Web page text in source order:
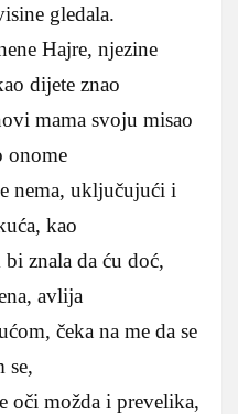
gledala.
Hajre, njezine
dijete znao
mama svoju misao
onome
nema, uključujući i
kao
znala da ću doć,
avlija
čeka na me da se
se,
oči možda i prevelika,